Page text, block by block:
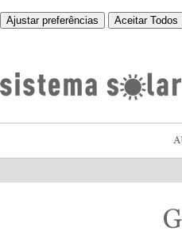
Ajustar preferências Aceitar Todos